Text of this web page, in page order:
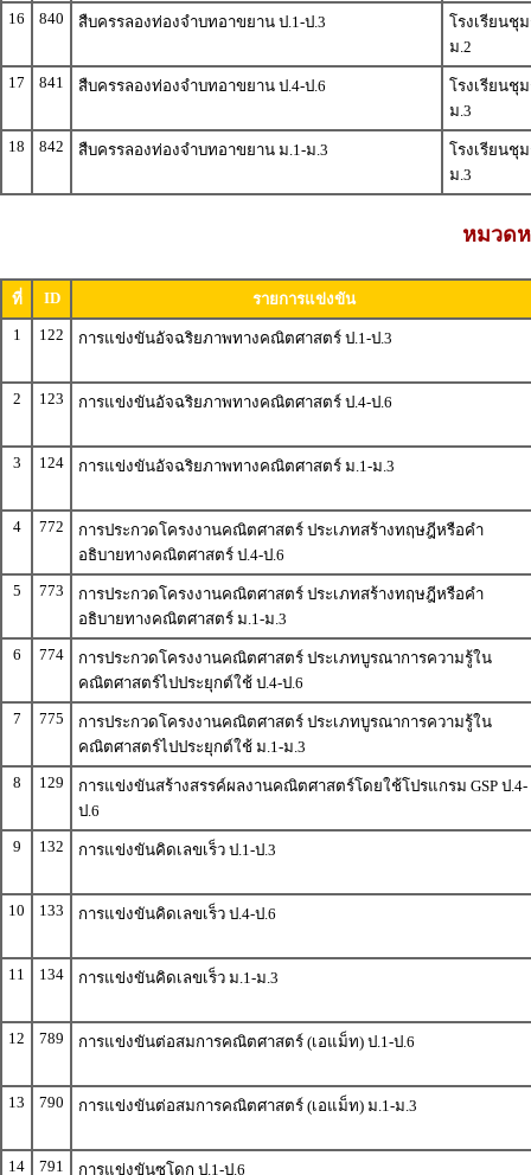
16
840 สืบครรลองท่องจำบทอาขยาน ป.1-ป.3
โรงเรียนชุ
ม.2
17
841 สืบครรลองท่องจำบทอาขยาน ป.4-ป.6
โรงเรียนชุ
ม.3
18
842 สืบครรลองท่องจำบทอาขยาน ม.1-ม.3
โรงเรียนชุ
ม.3
หมวด
ที่ ID
รายการแข่งขัน
1
122 การแข่งขันอัจฉริยภาพทางคณิตศาสตร์ ป.1-ป.3
2 123 การแข่งขันอัจฉริยภาพทางคณิตศาสตร์ ป.4-ป.6
3 124 การแข่งขันอัจฉริยภาพทางคณิตศาสตร์ ม.1-ม.3
4 772
การประกวดโครงงานคณิตศาสตร์ ประเภทสร้างทฤษฎีหรือคำ
อธิบายทางคณิตศาสตร์ ป.4-ป.6
5
773
การประกวดโครงงานคณิตศาสตร์ ประเภทสร้างทฤษฎีหรือคำ
อธิบายทางคณิตศาสตร์ ม.1-ม.3
6
774
การประกวดโครงงานคณิตศาสตร์ ประเภทบูรณาการความรู้ใน
คณิตศาสตร์ไปประยุกต์ใช้ ป.4-ป.6
7
775
การประกวดโครงงานคณิตศาสตร์ ประเภทบูรณาการความรู้ใน
คณิตศาสตร์ไปประยุกต์ใช้ ม.1-ม.3
8
129
การแข่งขันสร้างสรรค์ผลงานคณิตศาสตร์โดยใช้โปรแกรม GSP ป.4-
ป.6
9
132 การแข่งขันคิดเลขเร็ว ป.1-ป.3
10 133 การแข่งขันคิดเลขเร็ว ป.4-ป.6
11 134 การแข่งขันคิดเลขเร็ว ม.1-ม.3
12 789 การแข่งขันต่อสมการคณิตศาสตร์ (เอแม็ท) ป.1-ป.6
13 790 การแข่งขันต่อสมการคณิตศาสตร์ (เอแม็ท) ม.1-ม.3
14 791 การแข่งขันซูโดกุ ป.1-ป.6